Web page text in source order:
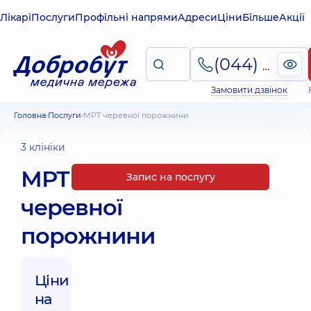
ЛікаріПослугиПрофільні напрямиАдресиЦіниБільшеАкції
(044) 495-2-888
Замовити дзвінок
Головна Послуги МРТ черевної порожнини
3 клініки
МРТ
черевної
порожнини
Ціни
на
Запис на послугу